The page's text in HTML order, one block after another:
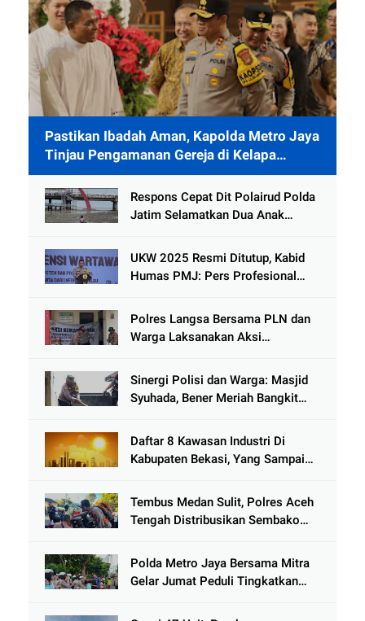
Pastikan Ibadah Aman, Kapolda Metro Jaya
Tinjau Pengamanan Gereja di Kelapa
Gading
Respons Cepat Dit Polairud Polda
Jatim Selamatkan Dua Anak
Kenjeran
UKW 2025 Resmi Ditutup, Kabid
Humas PMJ: Pers Profesional
Hoaks
Polres Langsa Bersama PLN dan
Warga Laksanakan Aksi
Tamiang
Sinergi Polisi dan Warga: Masjid
Syuhada, Bener Meriah Bangkit
Daftar 8 Kawasan Industri Di
Kabupaten Bekasi, Yang Sampai
Tembus Medan Sulit, Polres Aceh
Tengah Distribusikan Sembako
Jamat
Polda Metro Jaya Bersama Mitra
Gelar Jumat Peduli Tingkatkan